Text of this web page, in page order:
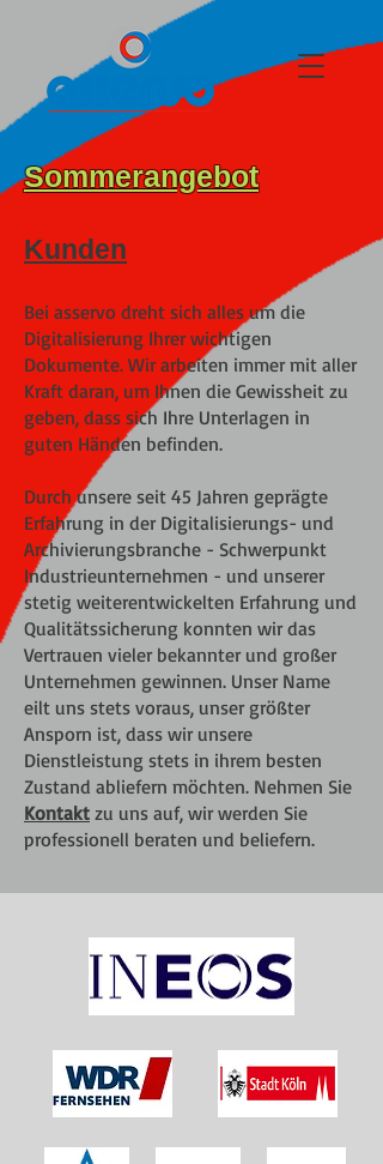
Sommerangebot
Kunden
Bei asservo dreht sich alles um die
Digitalisierung Ihrer wichtigen
Dokumente. Wir arbeiten immer mit aller
Kraft daran, um Ihnen die Gewissheit zu
geben, dass sich Ihre Unterlagen in
guten Händen befinden.
Durch unsere seit 45 Jahren geprägte
Erfahrung in der Digitalisierungs- und
Archivierungsbranche - Schwerpunkt
Industrieunternehmen - und unserer
stetig weiterentwickelten Erfahrung und
Qualitätssicherung konnten wir das
Vertrauen vieler bekannter und großer
Unternehmen gewinnen. Unser Name
eilt uns stets voraus, unser größter
Ansporn ist, dass wir unsere
Dienstleistung stets in ihrem besten
Zustand abliefern möchten. Nehmen Sie
Kontakt zu uns auf, wir werden Sie
professionell beraten und beliefern.